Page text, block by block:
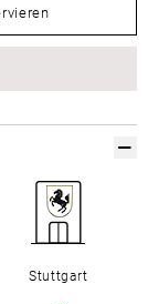
Stuttgart